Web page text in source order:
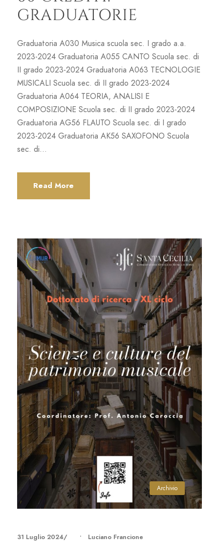
GRADUATORIE
Graduatoria A030 Musica scuola sec. I grado a.a.
2023-2024 Graduatoria A055 CANTO Scuola sec. di
II grado 2023-2024 Graduatoria A063 TECNOLOGIE
MUSICALI Scuola sec. di II grado 2023-2024
Graduatoria A064 TEORIA, ANALISI E
COMPOSIZIONE Scuola sec. di II grado 2023-2024
Graduatoria AG56 FLAUTO Scuola sec. di I grado
2023-2024 Graduatoria AK56 SAXOFONO Scuola
sec. di...
Read More
Archivio
31 Luglio 2024 • Luciano Francione